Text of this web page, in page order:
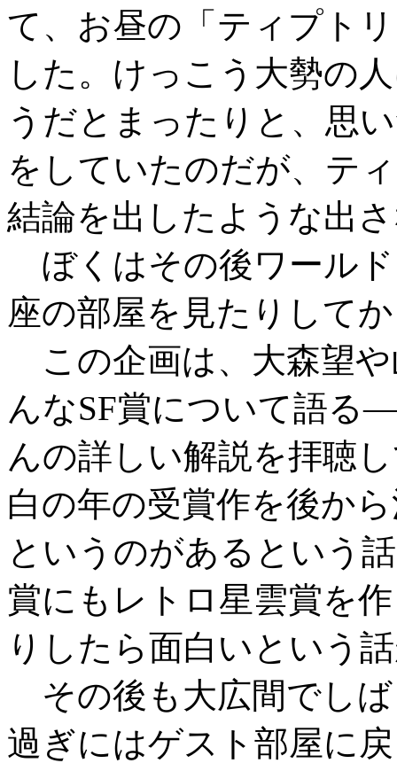
て、お昼の「ティプト
した。けっこう大勢の
うだとまったりと、思
をしていたのだが、テ
結論を出したような出
ぼくはその後ワール
座の部屋を見たりして
この企画は、大森望
んなSF賞について語
んの詳しい解説を拝聴
白の年の受賞作を後か
というのがあるという
賞にもレトロ星雲賞を
りしたら面白いという
その後も大広間でし
過ぎにはゲスト部屋に